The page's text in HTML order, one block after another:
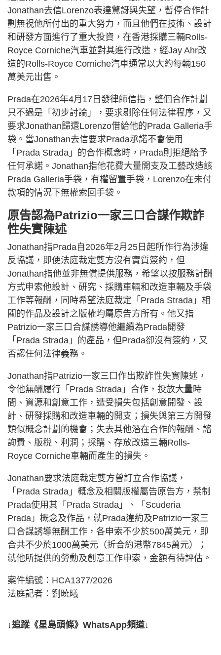
Jonathan去信Lorenzo表達驚訝與失望，暫停合作計
劃無視他所付出的重大努力，而且他們在技術、設計
和研發方面進行了重大投資，在香港採購三輛Rolls-
Royce Corniche汽車並對其進行改造，經Jay Ahr改
造的Rolls-Royce Corniche汽車通常以大約每輛150
萬美元出售。
Prada在2026年4月17日發律師信指，整個合作計劃
只不過是「初步討論」，要求剔除任何法律程序，又
要求Jonathan歸還Lorenzo借給他的Prada Galleria手
袋。當Jonathan去信要求Prada承諾不會使用
「Prada Strada」的合作概念時，Prada則拒絕給予
任何承諾。Jonathan指他花費大量開支及工藝改造該
Prada Galleria手袋，有權留置手袋，Lorenzo在未付
款項的情況下無權索回手袋。
原告認為Patrizio一家三口合謀作欺詐
性失實陳述
Jonathan指Prada自2026年2月25日起所作行為涉違
反協議，即使法庭裁定雙方沒有實質簽約，但
Jonathan指他並非無償提供服務，希望以按服務計酬
方式申索他設計、研究、採購車輛和改造車輛及手袋
工作等報酬，同時希望法庭裁定「Prada Strada」相
關的作品及設計之版權均屬原告方所有。他又指
Patrizio一家三口合謀誘導他繼續為Prada開發
「Prada Strada」的產品，但Prada卻沒有簽約，又
否認任何法律義務。
Jonathan指Patrizio一家三口作出欺詐性失實陳述，
令他無酬履行「Prada Strada」合作，投放大量時
間、資源和創意工作，遭受損失包括創意開發、設
計、研發採購和改造車輛的開支；損失與第三方開發
類似概念計劃的機會；失去其他潛在合作的報酬、諮
詢費、版稅、利潤；採購、存放改造三輛Rolls-
Royce Corniche車輛而產生的損失。
Jonathan要求法庭裁定雙方曾訂立合作協議，
「Prada Strada」概念及相關版權屬告原告方，禁制
Prada使用其「Prada Strada」、「Scuderia
Prada」概念及作品，就Prada違約及Patrizio一家三
口合謀誘導無酬工作，各申索不少於500萬美元，即
合共不少於1000萬美元（折合約港幣7845萬元）；
就他所提供的勞動及創意工作申索，金額有待評估。
案件編號：HCA1377/2026
法庭記者：劉曉曦
↓追蹤《星島頭條》WhatsApp頻道↓